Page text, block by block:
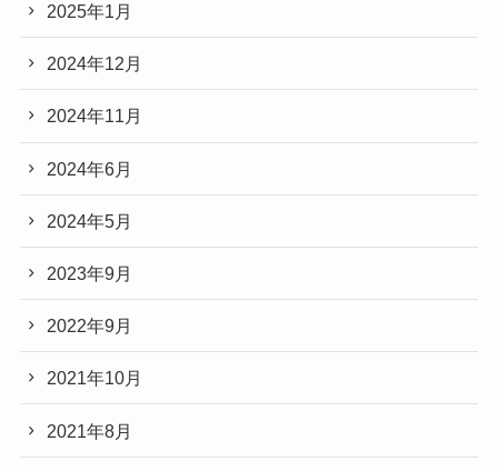
2025年1月
2024年12月
2024年11月
2024年6月
2024年5月
2023年9月
2022年9月
2021年10月
2021年8月